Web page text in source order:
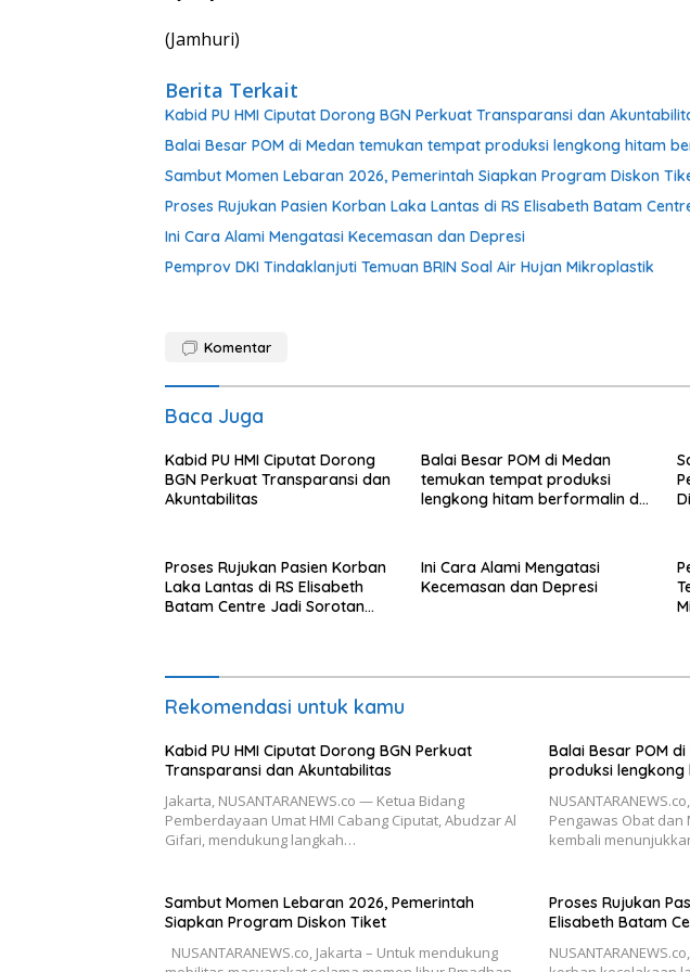
(Jamhuri)
Berita Terkait
Kabid PU HMI Ciputat Dorong BGN Perkuat Transparansi dan
Balai Besar POM di Medan temukan tempat produksi lengkong hitam
Sambut Momen Lebaran 2026, Pemerintah Siapkan Program Diskon
Proses Rujukan Pasien Korban Laka Lantas di RS Elisabeth Batam
Ini Cara Alami Mengatasi Kecemasan dan Depresi
Pemprov DKI Tindaklanjuti Temuan BRIN Soal Air Hujan Mikroplastik
Komentar
Baca Juga
Kabid PU HMI Ciputat Dorong
BGN Perkuat Transparansi dan
Akuntabilitas
Balai Besar POM di Medan
temukan tempat produksi
lengkong hitam berformalin di
Proses Rujukan Pasien Korban
Laka Lantas di RS Elisabeth
Batam Centre Jadi Sorotan
Ini Cara Alami Mengatasi
Kecemasan dan Depresi
Rekomendasi untuk kamu
Kabid PU HMI Ciputat Dorong BGN Perkuat
Transparansi dan Akuntabilitas
Jakarta, NUSANTARANEWS.co — Ketua Bidang
Pemberdayaan Umat HMI Cabang Ciputat, Abudzar Al
Gifari, mendukung langkah…
Balai Besar POM
produksi
Pengawas Obat dan
kembali
Sambut Momen Lebaran 2026, Pemerintah
Siapkan Program Diskon Tiket
NUSANTARANEWS.co, Jakarta – Untuk mendukung
Proses Rujukan
Elisabeth Batam